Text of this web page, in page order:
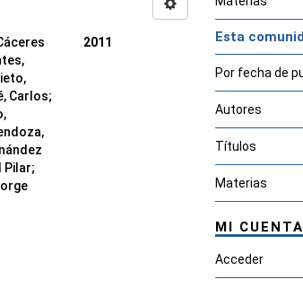
Carlos;
Pilar;
2011 Esta
Por fecha de
Autores
Títulos
Materias
MI CUENTA
Acceder